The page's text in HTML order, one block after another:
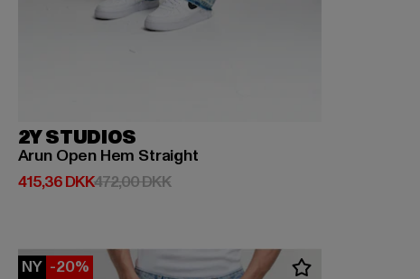
2Y STUDIOS
Arun Open Hem Straight
415,36 DKK
Nuværende pris: 415,36 DKK
472,00 DKKKampagnepris: 472,00 DKK
NY -20%